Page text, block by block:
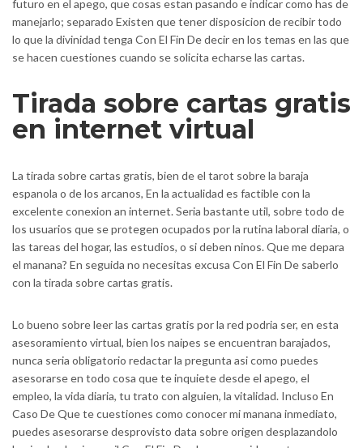
futuro en el apego, que cosas estan pasando e indicar como has de
manejarlo; separado Existen que tener disposicion de recibir todo
lo que la divinidad tenga Con El Fin De decir en los temas en las que
se hacen cuestiones cuando se solicita echarse las cartas.
Tirada sobre cartas gratis
en internet virtual
La tirada sobre cartas gratis, bien de el tarot sobre la baraja
espanola o de los arcanos, En la actualidad es factible con la
excelente conexion an internet. Seri­a bastante util, sobre todo de
los usuarios que se protegen ocupados por la rutina laboral diaria, o
las tareas del hogar, las estudios, o si deben ninos. Que me depara
el manana? En seguida no necesitas excusa Con El Fin De saberlo
con la tirada sobre cartas gratis.
Lo bueno sobre leer las cartas gratis por la red podri­a ser, en esta
asesoramiento virtual, bien los naipes se encuentran barajados,
nunca seri­a obligatorio redactar la pregunta asi­ como puedes
asesorarse en todo cosa que te inquiete desde el apego, el
empleo, la vida diaria, tu trato con alguien, la vitalidad. Incluso En
Caso De Que te cuestiones como conocer mi manana inmediato,
puedes asesorarse desprovisto data sobre origen desplazandolo